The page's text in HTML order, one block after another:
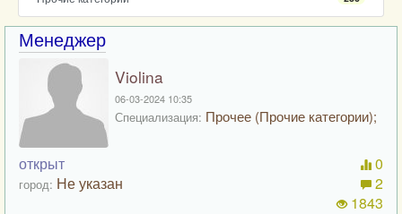
Менеджер
Violina
06-03-2024 10:35
Специализация: Прочее (Прочие категории);
открыт
город: Не указан
0
2
1843